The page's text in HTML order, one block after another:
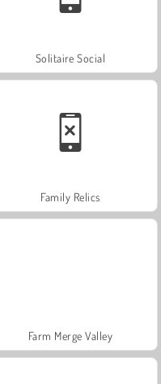
Solitaire Social
Family Relics
Farm Merge Valley